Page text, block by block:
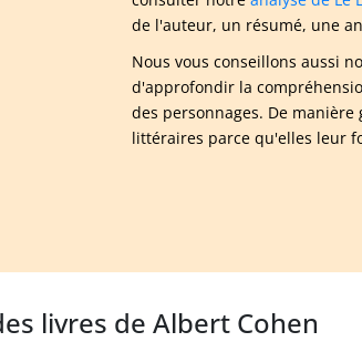
de l'auteur, un résumé, une
Nous vous conseillons aussi
d'approfondir la
des personnages. De
littéraires parce qu'elles leur
livres de Albert Cohen